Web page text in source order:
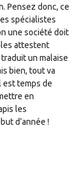
Pensez donc, ce
spécialistes
une société doit
attestent
un malaise
bien, tout va
est temps de
en
les
d’année !